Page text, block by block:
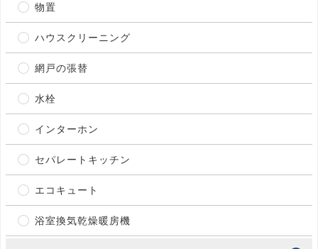
物置
ハウスクリーニング
網戸の張替
水栓
インターホン
セパレートキッチン
エコキュート
浴室換気乾燥暖房機